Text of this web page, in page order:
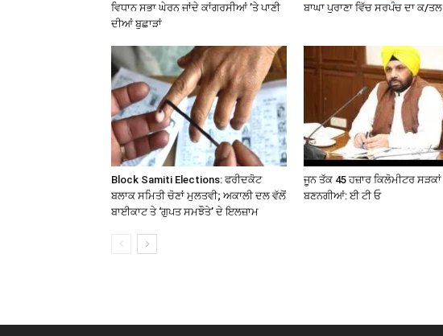
ਵਿਧਾਨ ਸਭਾ ਘੇਰਨ ਜਾਂਦੇ ਕਾਂਗਰਸੀਆਂ ’ਤੇ ਪਾਣੀ
ਦੀਆਂ ਬੁਛਾੜਾਂ
ਬਾਘਾ ਪੁਰਾਣਾ ਵਿੱਚ ਸਰਪੰਚ ਦਾ ਕ/ਤਲ
Block Samiti Elections: ਫਰੀਦਕੋਟ
ਬਲਾਕ ਸਮਿਤੀ ਚੋਣਾਂ ਮੁਲਤਵੀ; ਅਕਾਲੀ ਦਲ ਵੱਲੋਂ
ਬਾਈਕਾਟ ਤੇ ‘ਗੁਪਤ ਸਮਝੌਤੇ’ ਦੇ ਇਲਜ਼ਾਮ
ਜੂਨ ਤੱਕ 45 ਹਜ਼ਾਰ ਕਿਲੋਮੀਟਰ ਸੜਕਾਂ
ਬਣਨਗੀਆਂ: ਈ ਟੀ ਓ